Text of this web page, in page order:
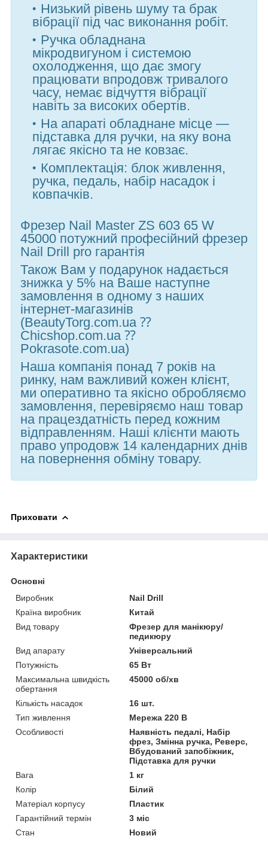
Низький рівень шуму та брак
вібрації під час виконання робіт.
Ручка обладнана
мікродвигуном і системою
охолодження, що дає змогу
працювати впродовж тривалого
часу, немає відчуття вібрації
навіть за високих обертів.
На апараті обладнане місце —
підставка для ручки, на яку вона
лягає якісно та не ковзає.
Комплектація: блок живлення,
ручка, педаль, набір насадок і
ковпачків.
Фрезер Nail Master ZS 603 65 W
45000 потужний професійний фрезер
Nail Drill pro гарантія
Також Вам у подарунок надається
знижка у 5% на Ваше наступне
замовлення в одному з наших
інтернет-магазинів
(BeautyTorg.com.ua ⁇
Chicshop.com.ua ⁇
Pokrasote.com.ua)
Наша компанія понад 7 років на
ринку, нам важливий кожен клієнт,
ми оперативно та якісно обробляємо
замовлення, перевіряємо наш товар
на працездатність перед кожним
відправленням. Наші клієнти мають
право упродовж 14 календарних днів
на повернення обміну товару.
Приховати
Характеристики
Основні
Виробник
Nail Drill
Країна виробник
Китай
Вид товару
Фрезер для манікюру/
педикюру
Вид апарату
Універсальний
Потужність
65 Вт
Максимальна швидкість
обертання
45000 об/хв
Кількість насадок
16 шт.
Тип живлення
Мережа 220 В
Особливості
Наявність педалі, Набір
фрез, Змінна ручка, Реверс,
Вбудований запобіжник,
Підставка для ручки
Вага
1 кг
Колір
Білий
Матеріал корпусу
Пластик
Гарантійний термін
3 міс
Стан
Новий